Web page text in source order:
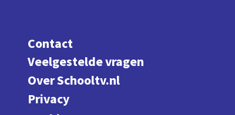
Contact
Veelgestelde vragen
Over Schooltv.nl
Privacy